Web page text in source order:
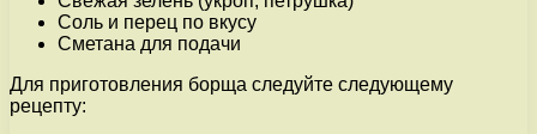
Соль и перец по вкусу
Сметана для подачи
Для приготовления борща следуйте следующему
рецепту: